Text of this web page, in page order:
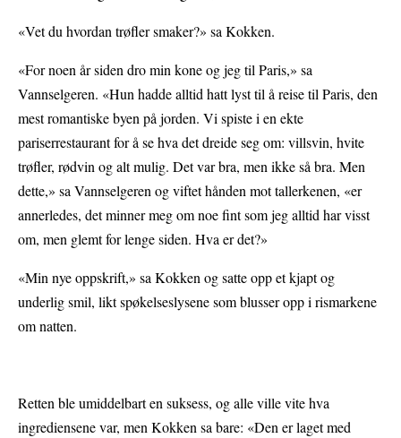
«Vet du hvordan trøfler smaker?» sa Kokken.
«For noen år siden dro min kone og jeg til Paris,» sa
Vannselgeren. «Hun hadde alltid hatt lyst til å reise til Paris, den
mest romantiske byen på jorden. Vi spiste i en ekte
pariserrestaurant for å se hva det dreide seg om: villsvin, hvite
trøfler, rødvin og alt mulig. Det var bra, men ikke så bra. Men
dette,» sa Vannselgeren og viftet hånden mot tallerkenen, «er
annerledes, det minner meg om noe fint som jeg alltid har visst
om, men glemt for lenge siden. Hva er det?»
«Min nye oppskrift,» sa Kokken og satte opp et kjapt og
underlig smil, likt spøkelseslysene som blusser opp i rismarkene
om natten.
Retten ble umiddelbart en suksess, og alle ville vite hva
ingrediensene var, men Kokken sa bare: «Den er laget med